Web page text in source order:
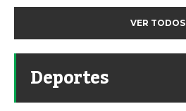
VER TODOS
Deportes